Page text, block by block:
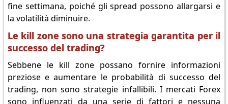
fine settimana, poiché gli spread possono allargarsi e
la volatilità diminuire.
Le kill zone sono una strategia garantita per il
successo del trading?
Sebbene le kill zone possano fornire informazioni
preziose e aumentare le probabilità di successo del
trading, non sono strategie infallibili. I mercati Forex
sono influenzati da una serie di fattori e nessuna